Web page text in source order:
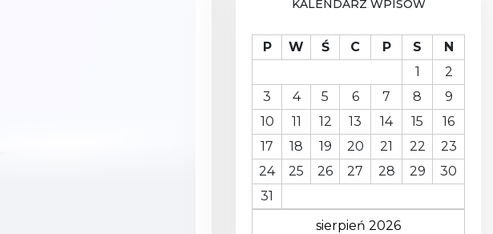
KALENDARZ WPISÓW
sierpień 2026
P W Ś C P S
N
1
2
3
4 5 6 7 8
9
10
11 12 13 14 15
16
17
18 19 20 21 22
23
24
25 26 27 28 29
30
31